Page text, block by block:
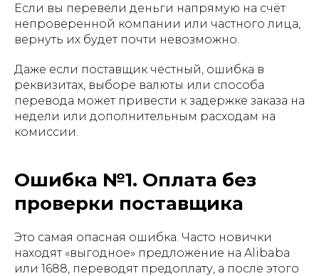
Если вы перевели деньги напрямую на счёт
непроверенной компании или частного лица,
вернуть их будет почти невозможно.
Даже если поставщик честный, ошибка в
реквизитах, выборе валюты или способа
перевода может привести к задержке заказа на
недели или дополнительным расходам на
комиссии.
Ошибка №1. Оплата без
проверки поставщика
Это самая опасная ошибка. Часто новички
находят «выгодное» предложение на Alibaba
или 1688, переводят предоплату, а после этого